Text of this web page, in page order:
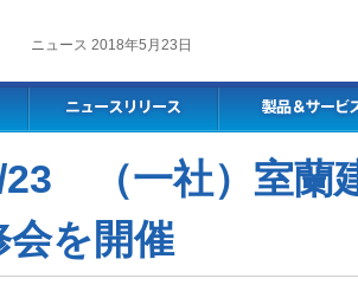
ニュース 2018年5月23日
23 （一社）室蘭
会を開催